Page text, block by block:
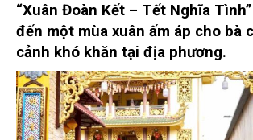
“Xuân Đoàn Kết – Tết Nghĩa
đến một mùa xuân ấm áp cho bà
cảnh khó khăn tại địa phương.